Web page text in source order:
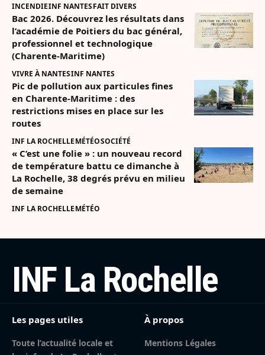
INCENDIEINF NANTESFAIT DIVERS
Bac 2026. Découvrez les résultats dans
l’académie de Poitiers du bac général,
professionnel et technologique
(Charente-Maritime)
VIVRE À NANTESINF NANTES
Pic de pollution aux particules fines
en Charente-Maritime : des
restrictions mises en place sur les
routes
INF LA ROCHELLEMÉTÉOSOCIÉTÉ
« C’est une folie » : un nouveau record
de température battu ce dimanche à
La Rochelle, 38 degrés prévu en milieu
de semaine
INF LA ROCHELLEMÉTÉO
INF La Rochelle
Les pages utiles
Toute l’actualité locale et
À propos
Mentions Légales